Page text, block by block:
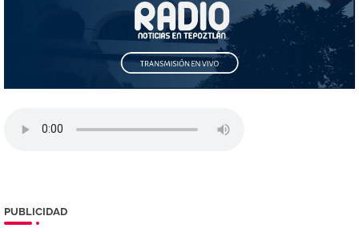
PUBLICIDAD